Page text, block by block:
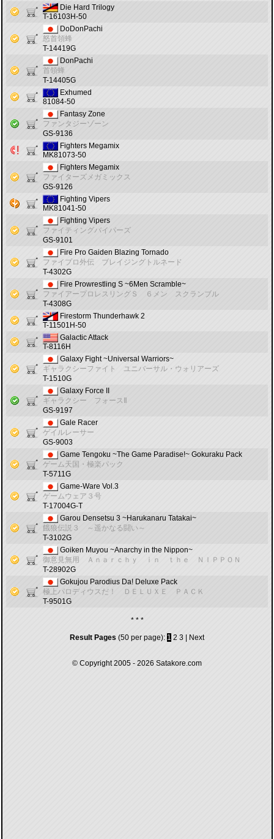
Die Hard Trilogy
T-16103H-50
DoDonPachi
怒首領蜂
T-14419G
DonPachi
首領蜂
T-14405G
Exhumed
81084-50
Fantasy Zone
ファンタジーゾーン
GS-9136
Fighters Megamix
MK81073-50
Fighters Megamix
ファイターズメガミックス
GS-9126
Fighting Vipers
MK81041-50
Fighting Vipers
ファイティングバイパーズ
GS-9101
Fire Pro Gaiden Blazing Tornado
ファイプロ外伝 ブレイジングトルネード
T-4302G
Fire Prowrestling S ~6Men Scramble~
ファイアープロレスリングＳ ６メン スクランブル
T-4308G
Firestorm Thunderhawk 2
T-11501H-50
Galactic Attack
T-8116H
Galaxy Fight ~Universal Warriors~
ギャラクシーファイト ユニバーサル・ウォリアーズ
T-1510G
Galaxy Force II
ギャラクシー フォースⅡ
GS-9197
Gale Racer
ゲイルレーサー
GS-9003
Game Tengoku ~The Game Paradise!~ Gokuraku Pack
ゲーム天国・極楽パック
T-5711G
Game-Ware Vol.3
ゲームウェア３号
T-17004G-T
Garou Densetsu 3 ~Harukanaru Tatakai~
餓狼伝説３ ～遥かなる闘い～
T-3102G
Goiken Muyou ~Anarchy in the Nippon~
御意見無用 Ａｎａｒｃｈｙ ｉｎ ｔｈｅ ＮＩＰＰＯＮ
T-28902G
Gokujou Parodius Da! Deluxe Pack
極上パロディウスだ！ ＤＥＬＵＸＥ ＰＡＣＫ
T-9501G
* * *
Result Pages (50 per page): 1 2 3 Next
© Copyright 2005 - 2026 Satakore.com